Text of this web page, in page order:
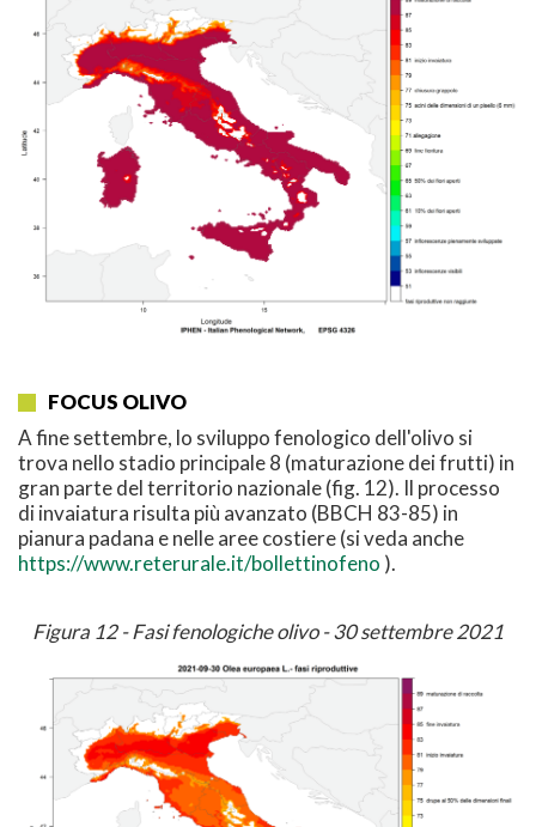
FOCUS OLIVO
A fine settembre, lo sviluppo fenologico dell'olivo si
trova nello stadio principale 8 (maturazione dei frutti) in
gran parte del territorio nazionale (fig. 12). Il processo
di invaiatura risulta più avanzato (BBCH 83-85) in
pianura padana e nelle aree costiere (si veda anche
https://www.reterurale.it/bollettinofeno ).
Figura 12 - Fasi fenologiche olivo - 30 settembre 2021